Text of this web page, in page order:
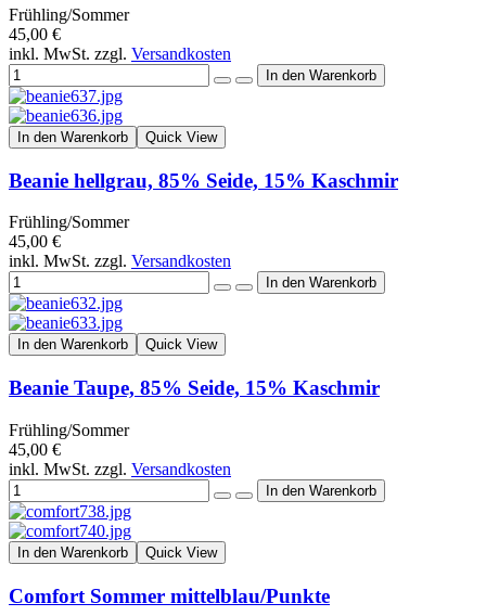
Frühling/Sommer
45,00 €
inkl. MwSt. zzgl. Versandkosten
In den Warenkorb Quick View
Beanie hellgrau, 85% Seide, 15% Kaschmir
Frühling/Sommer
45,00 €
inkl. MwSt. zzgl. Versandkosten
In den Warenkorb Quick View
Beanie Taupe, 85% Seide, 15% Kaschmir
Frühling/Sommer
45,00 €
inkl. MwSt. zzgl. Versandkosten
In den Warenkorb Quick View
Comfort Sommer mittelblau/Punkte